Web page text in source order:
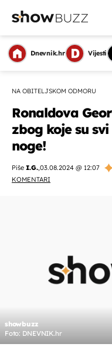
Dnevnik.hr Vijesti
NA OBITELJSKOM ODMORU
Ronaldova
zbog koje su
noge!
Piše I.G.,03.08.2024 @ 12:07
KOMENTARI
showbuzz
Foto: DNEVNIK.hr